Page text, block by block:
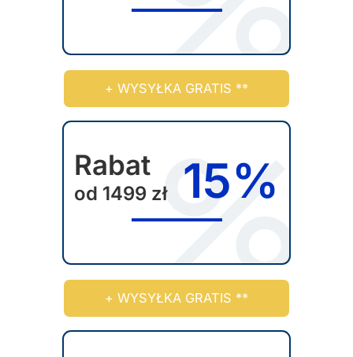
+ WYSYŁKA GRATIS **
Rabat
od 1499 zł 15%
+ WYSYŁKA GRATIS **